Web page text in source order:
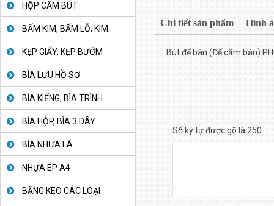
HỘP CẮM BÚT
BẤM KIM, BẤM LỖ, KIM...
KẸP GIẤY, KẸP BƯỚM
BÌA LƯU HỒ SƠ
BÌA KIẾNG, BÌA TRÌNH...
BÌA HỘP, BÌA 3 DÂY
BÌA NHỰA LÁ
NHỰA ÉP A4
BĂNG KEO CÁC LOẠI
Chi tiết sản phẩm Hình
Bút để bàn (Đế cắm bàn)
Số ký tự được gõ là 250